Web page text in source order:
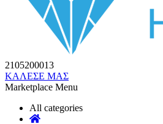
2105200013
ΚΑΛΕΣΕ ΜΑΣ
Marketplace Menu
All categories